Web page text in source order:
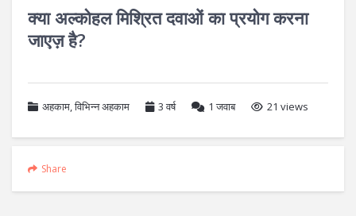
क्या अल्कोहल मिश्रित दवाओं का प्रयोग करना
जाएज़ है?
अहकाम,विभिन्न अहकाम 3 वर्ष 1 जवाब 21 views
Share